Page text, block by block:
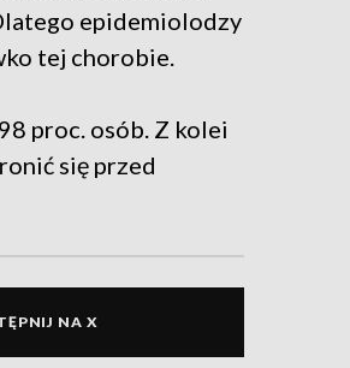
epidemiolodzy
tej chorobie.
proc. osób. Z kolei
się przed
NA X